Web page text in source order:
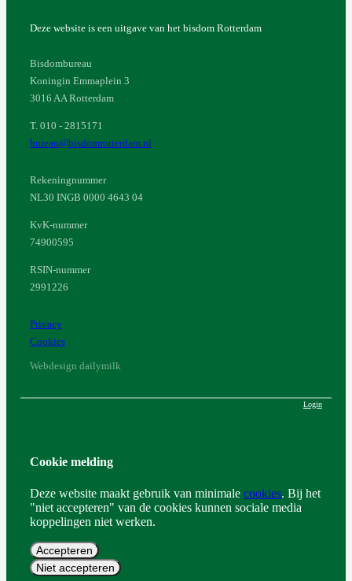
Deze website is een uitgave van het bisdom Rotterdam
Bisdombureau
Koningin Emmaplein 3
3016 AA Rotterdam
T. 010 - 2815171
bureau@bisdomrotterdam.nl
Rekeningnummer
NL30 INGB 0000 4643 04
KvK-nummer
74900595
RSIN-nummer
2991226
Privacy
Cookies
Webdesign dailymilk
Login
Cookie melding
Deze website maakt gebruik van minimale cookies. Bij het
"niet accepteren" van de cookies kunnen sociale media
koppelingen niet werken.